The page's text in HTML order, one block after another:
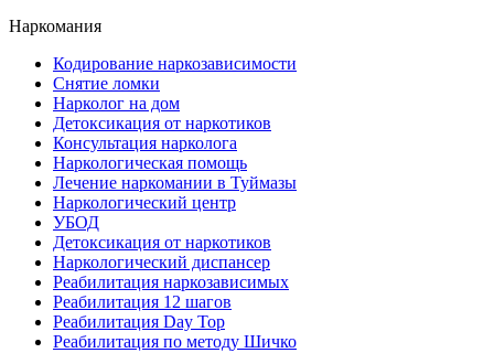
Наркомания
Кодирование наркозависимости
Снятие ломки
Нарколог на дом
Детоксикация от наркотиков
Консультация нарколога
Наркологическая помощь
Лечение наркомании в Туймазы
Наркологический центр
УБОД
Детоксикация от наркотиков
Наркологический диспансер
Реабилитация наркозависимых
Реабилитация 12 шагов
Реабилитация Day Top
Реабилитация по методу Шичко